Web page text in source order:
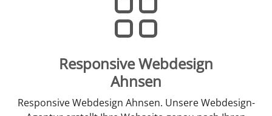
Responsive Webdesign
Ahnsen
Responsive Webdesign Ahnsen. Unsere Webdesign-